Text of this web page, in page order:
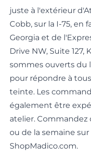
juste à l'extérieur
Cobb, sur la I-75, en
Georgia et de
Drive NW, Suite 127,
sommes ouverts du
pour répondre à
teinte. Les
également être
atelier.
ou de la semaine
ShopMadico.com.